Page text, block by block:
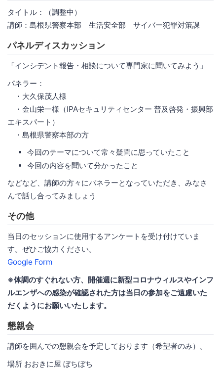
タイトル：（調整中）
講師：島根県警察本部 生活安全部 サイバー犯罪対策課
パネルディスカッション
「インシデント報告・相談について専門家に聞いてみよう」
パネラー：
・大久保茂人様
・金山栄一様（IPAセキュリティセンター 普及啓発・振興部
エキスパート）
・島根県警察本部の方
今回のテーマについて常々疑問に思っていたこと
今回の内容を聞いて分かったこと
などなど、講師の方々にパネラーとなっていただき、みなさ
んで話し合ってみましょう
その他
当日のセッションに使用するアンケートを受け付けていま
す。ぜひご協力ください。
Google Form
※体調のすぐれない方、開催週に新型コロナウィルスやインフ
ルエンザへの感染が確認された方は当日の参加をご遠慮いた
だくようにお願いいたします。
懇親会
講師を囲んでの懇親会を予定しております（希望者のみ）。
場所 おおきに屋 ぼちぼち